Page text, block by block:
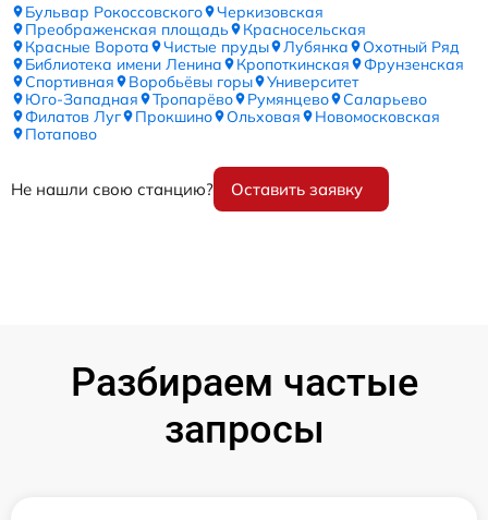
Бульвар Рокоссовского
Черкизовская
Преображенская площадь
Красносельская
Красные Ворота
Чистые пруды Лубянка
Охотный Ряд
Библиотека имени Ленина
Кропоткинская
Фрунзенская
Спортивная
Воробьёвы горы
Университет
Юго-Западная
Тропарёво Румянцево
Саларьево
Филатов Луг
Прокшино Ольховая
Новомосковская
Потапово
Не нашли свою станцию? Оставить заявку
Разбираем частые
запросы